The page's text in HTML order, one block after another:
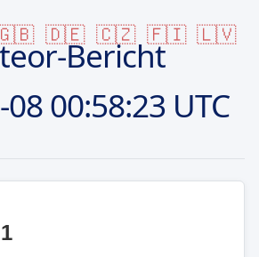
🇩🇪 🇨🇿 🇫🇮 🇱🇻
Bericht
0800:58:23 UTC